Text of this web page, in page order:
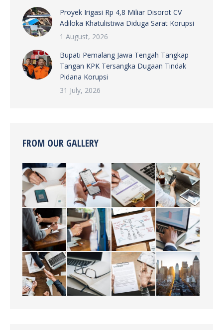
Proyek Irigasi Rp 4,8 Miliar Disorot CV
Adiloka Khatulistiwa Diduga Sarat Korupsi
1 August, 2026
Bupati Pemalang Jawa Tengah Tangkap
Tangan KPK Tersangka Dugaan Tindak
Pidana Korupsi
31 July, 2026
FROM OUR GALLERY